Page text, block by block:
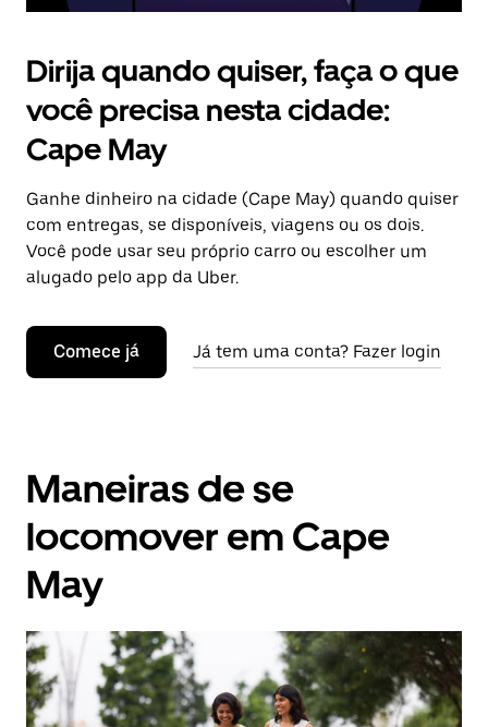
Dirija quando quiser, faça o que
você precisa nesta cidade:
Cape May
Ganhe dinheiro na cidade (Cape May) quando quiser
com entregas, se disponíveis, viagens ou os dois.
Você pode usar seu próprio carro ou escolher um
alugado pelo app da Uber.
Comece já Já tem uma conta? Fazer login
Maneiras de se
locomover em Cape
May